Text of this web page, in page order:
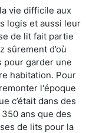
vie difficile aux
logis et aussi leur
de lit fait partie
sûrement d’où
garder une
habitation. Pour
l'époque
c’était dans des
ans que des
de lits pour la